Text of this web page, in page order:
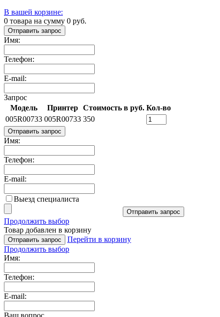
В вашей корзине:
0 товара на сумму 0 руб.
Отправить запрос
Имя:
Телефон:
E-mail:
Запрос
Модель
Принтер Стоимость в руб. Кол-во
005R00733 005R00733 350
Отправить запрос
Имя:
Телефон:
E-mail:
Выезд специалиста
Отправить запрос
Продолжить выбор
Товар добавлен в корзину
Отправить запрос
Перейти в корзину
Продолжить выбор
Имя:
Телефон:
E-mail:
Ваш вопрос